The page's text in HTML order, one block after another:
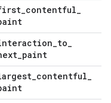
_contentful_
_to_
_paint
_contentful_